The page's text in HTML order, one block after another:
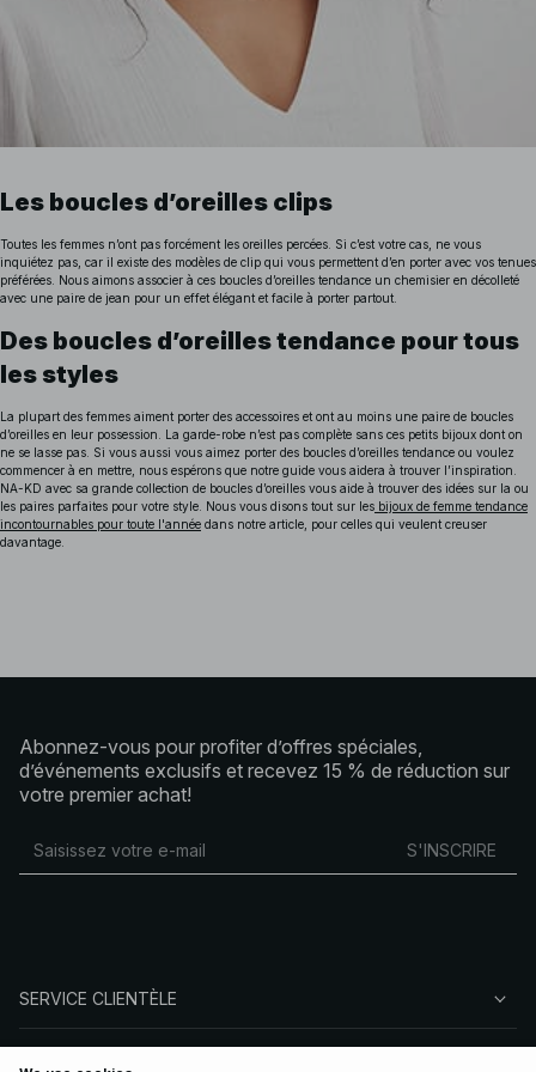
Les boucles d’oreilles clips
Toutes les femmes n’ont pas forcément les oreilles percées. Si c’est votre cas, ne vous
inquiétez pas, car il existe des modèles de clip qui vous permettent d’en porter avec vos tenues
préférées. Nous aimons associer à ces boucles d’oreilles tendance un chemisier en décolleté
avec une paire de jean pour un effet élégant et facile à porter partout.
Des boucles d’oreilles tendance pour tous
les styles
La plupart des femmes aiment porter des accessoires et ont au moins une paire de boucles
d’oreilles en leur possession. La garde-robe n’est pas complète sans ces petits bijoux dont on
ne se lasse pas. Si vous aussi vous aimez porter des boucles d’oreilles tendance ou voulez
commencer à en mettre, nous espérons que notre guide vous aidera à trouver l’inspiration.
NA-KD avec sa grande collection de boucles d’oreilles vous aide à trouver des idées sur la ou
les paires parfaites pour votre style. Nous vous disons tout sur les bijoux de femme tendance
incontournables pour toute l'année dans notre article, pour celles qui veulent creuser
davantage.
Abonnez-vous pour profiter d’offres spéciales,
d’événements exclusifs et recevez 15 % de réduction sur
votre premier achat!
S'INSCRIRE
SERVICE CLIENTÈLE